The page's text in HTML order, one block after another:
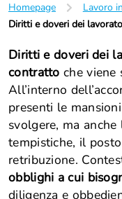
Homepage Lavoro
Diritti e doveri dei
Diritti e doveri dei
contratto che viene
All’interno
presenti le
svolgere, ma
tempistiche, il
retribuzione.
obblighi a cui
diligenza e